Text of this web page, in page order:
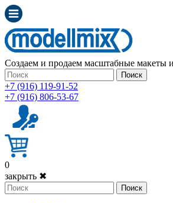
Создаем и продаем масштабные макеты
Поиск
+7 (916) 119-91-52
+7 (916) 806-53-67
0
закрыть ✖
Поиск